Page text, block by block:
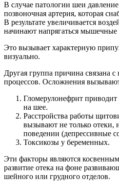
В случае патологии шеи
позвоночная артерия, которая
В результате увеличивается
начинают напрягаться мышечные
Это вызывает характерную
визуально.
Другая группа причина связана
процессов. Осложнения
Гломерулонефрит
на шее.
Расстройства работы
вызывают не только отеки,
поведении (депрессивные
Токсикозы у беременных.
Эти факторы являются
развитие отека на фоне
шейного или грудного отделов.